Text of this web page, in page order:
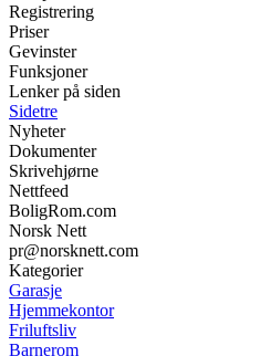
Registrering
Priser
Gevinster
Funksjoner
Lenker på siden
Sidetre
Nyheter
Dokumenter
Skrivehjørne
Nettfeed
BoligRom.com
Norsk Nett
pr@norsknett.com
Kategorier
Garasje
Hjemmekontor
Friluftsliv
Barnerom